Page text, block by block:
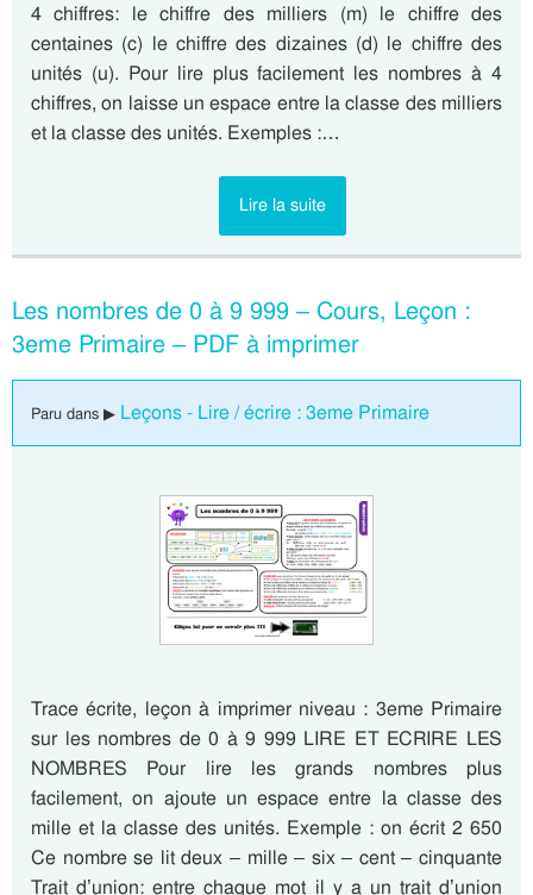
4 chiffres: le chiffre des milliers (m) le chiffre des
centaines (c) le chiffre des dizaines (d) le chiffre des
unités (u). Pour lire plus facilement les nombres à 4
chiffres, on laisse un espace entre la classe des milliers
et la classe des unités. Exemples :…
Lire la suite
Les nombres de 0 à 9 999 – Cours, Leçon :
3eme Primaire – PDF à imprimer
Paru dans ▶ Leçons - Lire / écrire : 3eme Primaire
Trace écrite, leçon à imprimer niveau : 3eme Primaire
sur les nombres de 0 à 9 999 LIRE ET ECRIRE LES
NOMBRES Pour lire les grands nombres plus
facilement, on ajoute un espace entre la classe des
mille et la classe des unités. Exemple : on écrit 2 650
Ce nombre se lit deux – mille – six – cent – cinquante
Trait d’union: entre chaque mot il y a un trait d’union